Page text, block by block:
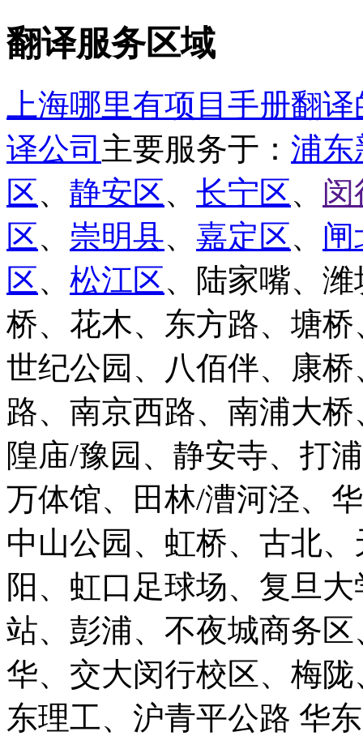
翻译服务区域
上海哪里有项目手册翻
译公司 主要服务于： 浦东
区、 静安区、 长宁区、 闵
区、 崇明县、 嘉定区、 闸
区、 松江区、陆家嘴、
桥、花木、东方路、塘
世纪公园、八佰伴、康
路、南京西路、南浦大
隍庙/豫园、静安寺、打
万体馆、田林/漕河泾、
中山公园、虹桥、古北
阳、虹口足球场、复旦
站、彭浦、不夜城商务
华、交大闵行校区、梅
东理工、沪青平公路 华